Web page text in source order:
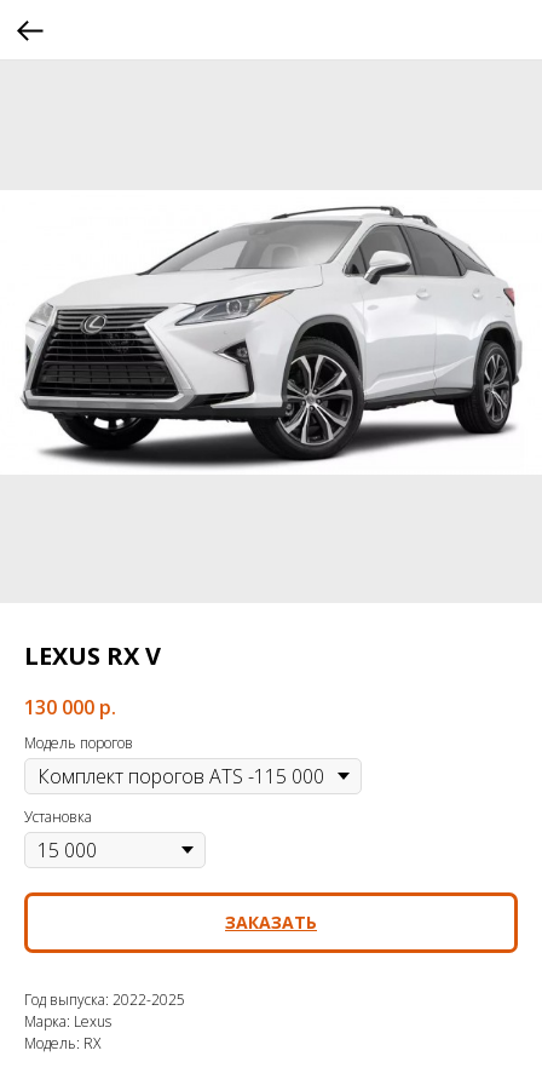
LEXUS RX V
130 000 р.
Модель порогов
Установка
ЗАКАЗАТЬ
Год выпуска: 2022-2025
Марка: Lexus
Модель: RX